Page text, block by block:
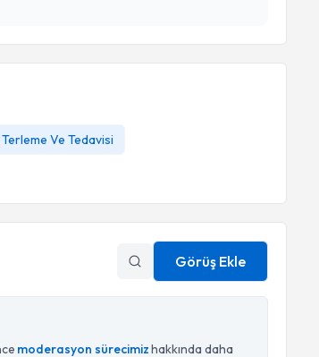
Terleme Ve Tedavisi
Görüş Ekle
moderasyon sürecimizhakkında daha